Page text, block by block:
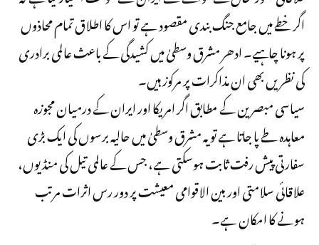
اگر خطے میں جامع جنگ بندی مقصود ہے تو اس کا اطلاق تمام محاذوں
پر ہونا چاہیے۔ ادھر مشرق وسطیٰ میں کشیدگی کے باعث عالمی برادری
کی نظریں بھی ان مذاکرات پر مرکوز ہیں۔
سیاسی مبصرین کے مطابق اگر امریکا اور ایران کے درمیان مجوزہ
معاہدہ طے پا جاتا ہے تو یہ مشرق وسطیٰ میں حالیہ برسوں کی ایک بڑی
سفارتی پیش رفت ثابت ہوسکتی ہے، جس کے عالمی تیل کی منڈیوں،
علاقائی سلامتی اور بین الاقوامی معیشت پر دور رس اثرات مرتب
ہونے کا امکان ہے۔